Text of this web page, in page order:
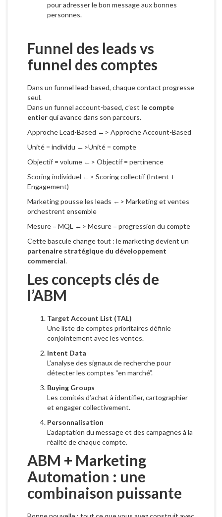
pour adresser le bon message aux bonnes
personnes.
Funnel des leads vs
funnel des comptes
Dans un funnel lead-based, chaque contact progresse
seul.
Dans un funnel account-based, c’est le compte
entierqui avance dans son parcours.
Approche Lead-Based ←> Approche Account-Based
Unité = individu ←>Unité = compte
Objectif = volume ←> Objectif = pertinence
Scoring individuel ←> Scoring collectif (Intent +
Engagement)
Marketing pousse les leads ←> Marketing et ventes
orchestrent ensemble
Mesure = MQL ←> Mesure = progression du compte
Cette bascule change tout : le marketing devient un
partenaire stratégique du développement
commercial.
Les concepts clés de
l’ABM
Target Account List (TAL)
Une liste de comptes prioritaires définie
conjointement avec les ventes.
Intent Data
L’analyse des signaux de recherche pour
détecter les comptes “en marché”.
Buying Groups
Les comités d’achat à identifier, cartographier
et engager collectivement.
Personnalisation
L’adaptation du message et des campagnes à la
réalité de chaque compte.
ABM + Marketing
Automation : une
combinaison puissante